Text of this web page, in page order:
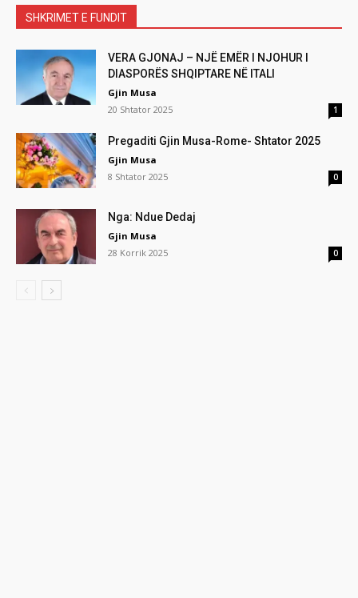
SHKRIMET E FUNDIT
VERA GJONAJ – NJË EMËR I NJOHUR I
DIASPORËS SHQIPTARE NË ITALI
Gjin Musa
20 Shtator 2025
1
Pregaditi Gjin Musa-Rome- Shtator 2025
Gjin Musa
8 Shtator 2025
0
Nga: Ndue Dedaj
Gjin Musa
28 Korrik 2025
0